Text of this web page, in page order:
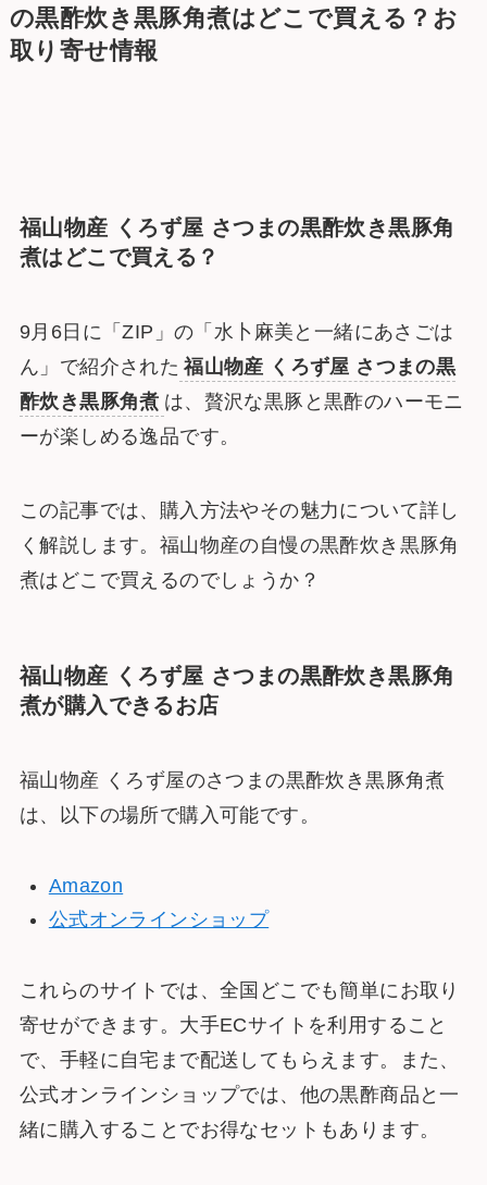
の黒酢炊き黒豚角煮はどこで買える？お
取り寄せ情報
福山物産 くろず屋 さつまの黒酢炊き黒豚角
煮はどこで買える？
9月6日に「ZIP」の「水卜麻美と一緒にあさごは
ん」で紹介された 福山物産 くろず屋 さつまの黒
酢炊き黒豚角煮 は、贅沢な黒豚と黒酢のハーモニ
ーが楽しめる逸品です。
この記事では、購入方法やその魅力について詳し
く解説します。福山物産の自慢の黒酢炊き黒豚角
煮はどこで買えるのでしょうか？
福山物産 くろず屋 さつまの黒酢炊き黒豚角
煮が購入できるお店
福山物産 くろず屋のさつまの黒酢炊き黒豚角煮
は、以下の場所で購入可能です。
Amazon
公式オンラインショップ
これらのサイトでは、全国どこでも簡単にお取り
寄せができます。大手ECサイトを利用すること
で、手軽に自宅まで配送してもらえます。また、
公式オンラインショップでは、他の黒酢商品と一
緒に購入することでお得なセットもあります。